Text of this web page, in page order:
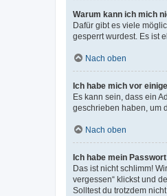
Warum kann ich mich
Dafür gibt es viele
gesperrt wurdest. Es ist
Nach oben
Ich habe mich vor
Es kann sein, dass ein
geschrieben haben, um
Nach oben
Ich habe mein
Das ist nicht schlimm!
vergessen“ klickst und
Solltest du trotzdem